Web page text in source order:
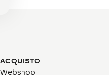
ACQUISTO
Webshop